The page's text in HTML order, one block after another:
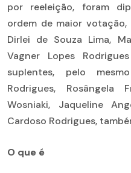
por reeleição, foram
ordem de maior votação,
Dirlei de Souza Lima,
Vagner Lopes
suplentes, pelo
Rodrigues, Rosângela
Wosniaki, Jaqueline
Cardoso Rodrigues,
O que é